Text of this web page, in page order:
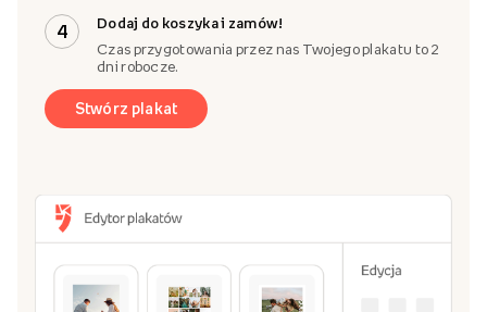
4
Dodaj do koszyka i zamów!
Czas przygotowania przez nas Twojego plakatu to 2
dni robocze.
Stwórz plakat